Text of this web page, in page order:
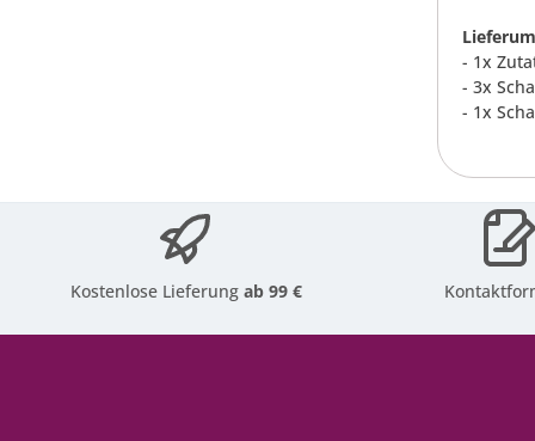
- 1x
- 3x
- 1x
Kostenlose Lieferungab 99 €